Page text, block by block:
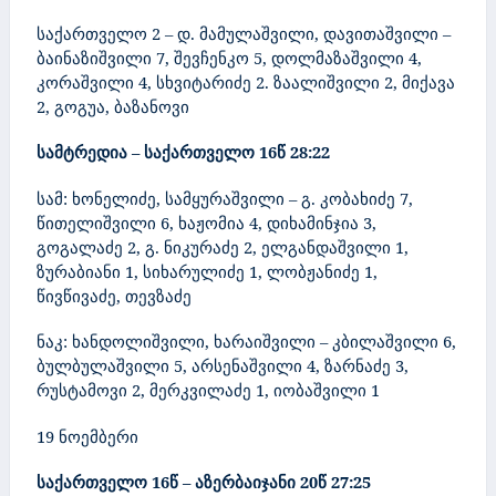
საქართველო 2 – დ. მამულაშვილი, დავითაშვილი –
ბაინაზიშვილი 7, შევჩენკო 5, დოლმაზაშვილი 4,
კორაშვილი 4, სხვიტარიძე 2. ზაალიშვილი 2, მიქავა
2, გოგუა, ბაზანოვი
სამტრედია – საქართველო 16წ 28:22
სამ: ხონელიძე, სამყურაშვილი – გ. კობახიძე 7,
წითელიშვილი 6, ხაჟომია 4, დიხამინჯია 3,
გოგალაძე 2, გ. ნიკურაძე 2, ელგანდაშვილი 1,
ზურაბიანი 1, სიხარულიძე 1, ლობჟანიძე 1,
წივწივაძე, თევზაძე
ნაკ: ხანდოლიშვილი, ხარაიშვილი – კბილაშვილი 6,
ბულბულაშვილი 5, არსენაშვილი 4, ზარნაძე 3,
რუსტამოვი 2, მერკვილაძე 1, იობაშვილი 1
19 ნოემბერი
საქართველო 16წ – აზერბაიჯანი 20წ 27:25